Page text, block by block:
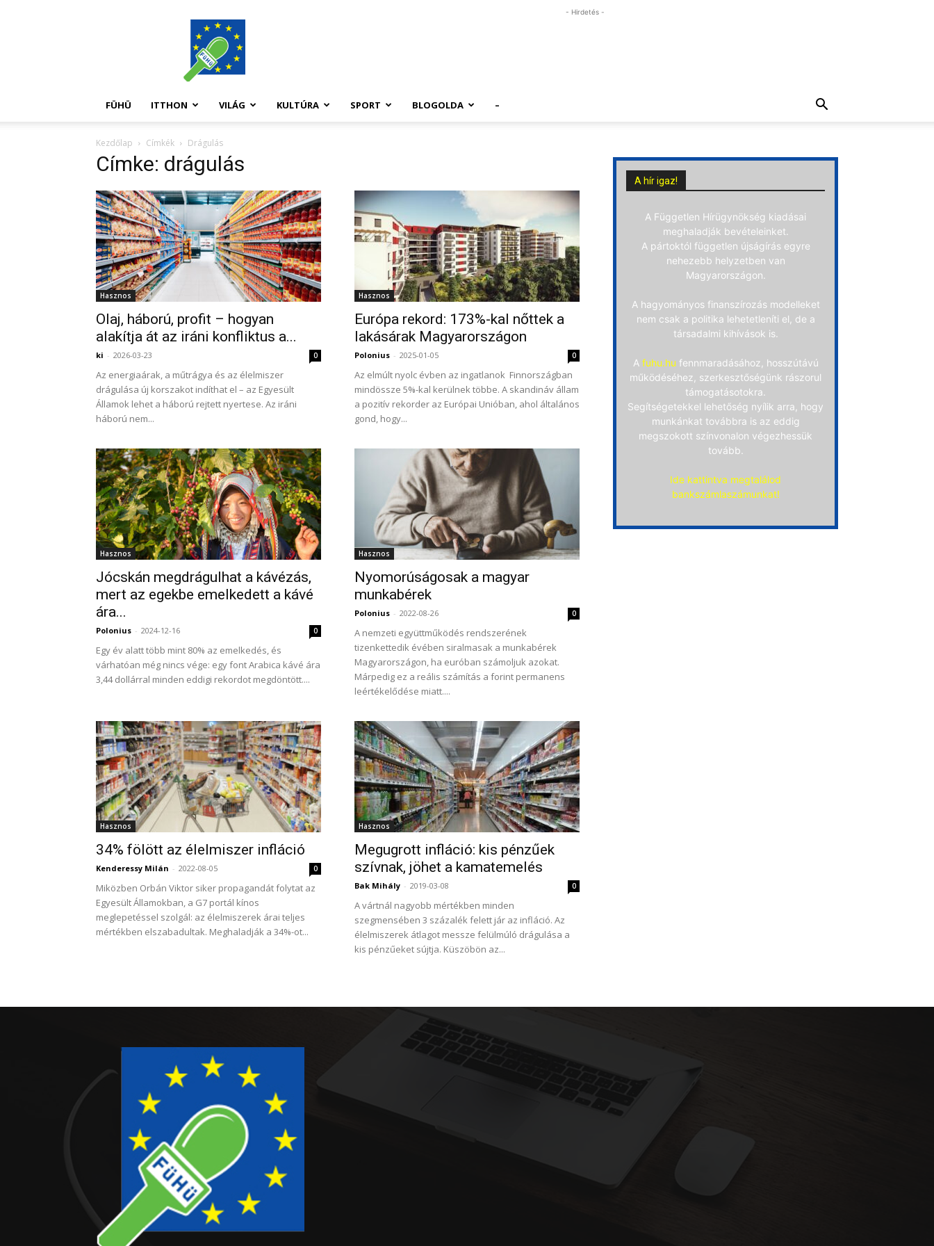
FüHü
- Hirdetés -
FÜHÜ ITTHON VILÁG KULTÚRA SPORT BLOGOLDA –
Kezdőlap Címkék Drágulás
Címke: drágulás
Hasznos
Olaj, háború, profit – hogyan
alakítja át az iráni konfliktus a...
ki - 2026-03-23 0
Az energiaárak, a műtrágya és az élelmiszer
drágulása új korszakot indíthat el – az Egyesült
Államok lehet a háború rejtett nyertese. Az iráni
háború nem...
Hasznos
Európa rekord: 173%-kal nőttek a
lakásárak Magyarországon
Polonius - 2025-01-05 0
Az elmúlt nyolc évben az ingatlanok Finnországban
mindössze 5%-kal kerülnek többe. A skandináv állam
a pozitív rekorder az Európai Unióban, ahol általános
gond, hogy...
Hasznos
Jócskán megdrágulhat a kávézás,
mert az egekbe emelkedett a kávé
ára...
Polonius - 2024-12-16 0
Egy év alatt több mint 80% az emelkedés, és
várhatóan még nincs vége: egy font Arabica kávé ára
3,44 dollárral minden eddigi rekordot megdöntött....
Hasznos
Nyomorúságosak a magyar
munkabérek
Polonius - 2022-08-26 0
A nemzeti együttműködés rendszerének
tizenkettedik évében siralmasak a munkabérek
Magyarországon, ha euróban számoljuk azokat.
Márpedig ez a reális számítás a forint permanens
leértékelődése miatt....
Hasznos
34% fölött az élelmiszer infláció
Kenderessy Milán - 2022-08-05 0
Miközben Orbán Viktor siker propagandát folytat az
Egyesült Államokban, a G7 portál kínos
meglepetéssel szolgál: az élelmiszerek árai teljes
mértékben elszabadultak. Meghaladják a 34%-ot...
Hasznos
Megugrott infláció: kis pénzűek
szívnak, jöhet a kamatemelés
Bak Mihály - 2019-03-08 0
A vártnál nagyobb mértékben minden
szegmensében 3 százalék felett jár az infláció. Az
élelmiszerek átlagot messze felülmúló drágulása a
kis pénzűeket sújtja. Küszöbön az...
A hír igaz!
A Független Hírügynökség kiadásai
meghaladják bevételeinket.
A pártoktól független újságírás egyre
nehezebb helyzetben van
Magyarországon.
A hagyományos finanszírozás modelleket
nem csak a politika lehetetleníti el, de a
társadalmi kihívások is.
A fuhu.hu fennmaradásához, hosszútávú
működéséhez, szerkesztőségünk rászorul
támogatásotokra.
Segítségetekkel lehetőség nyílik arra, hogy
munkánkat továbbra is az eddig
megszokott színvonalon végezhessük
tovább.
Ide kattintva megtalálod
bankszámlaszámunkat!